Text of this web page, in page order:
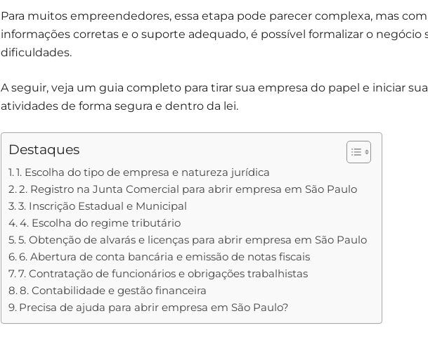
Para muitos empreendedores, essa etapa pode parecer complexa, mas com
informações corretas e o suporte adequado, é possível formalizar o negócio
dificuldades.
A seguir, veja um guia completo para tirar sua empresa do papel e iniciar
atividades de forma segura e dentro da lei.
Destaques
1. Escolha do tipo de empresa e natureza jurídica
2. Registro na Junta Comercial para abrir empresa em São Paulo
3. Inscrição Estadual e Municipal
4. Escolha do regime tributário
5. Obtenção de alvarás e licenças para abrir empresa em São Paulo
6. Abertura de conta bancária e emissão de notas fiscais
7. Contratação de funcionários e obrigações trabalhistas
8. Contabilidade e gestão financeira
Precisa de ajuda para abrir empresa em São Paulo?